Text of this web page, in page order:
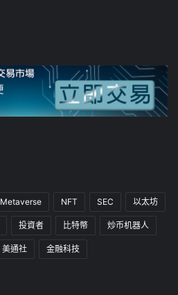
Metaverse NFT SEC 以太坊
投資者 比特幣 炒币机器人
美通社 金融科技